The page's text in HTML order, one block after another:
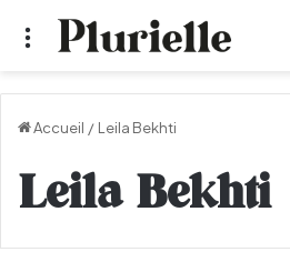
Menu
Accueil / Leila Bekhti
Leila Bekhti